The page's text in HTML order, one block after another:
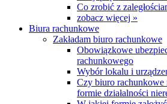
Co zrobić z
zobacz więcej »
Biura rachunkowe
Zakładam biuro rachunkowe
Obowiązkowe
rachunkowego
Wybór lokalu i
Czy biuro rachunkowe
formie działalności